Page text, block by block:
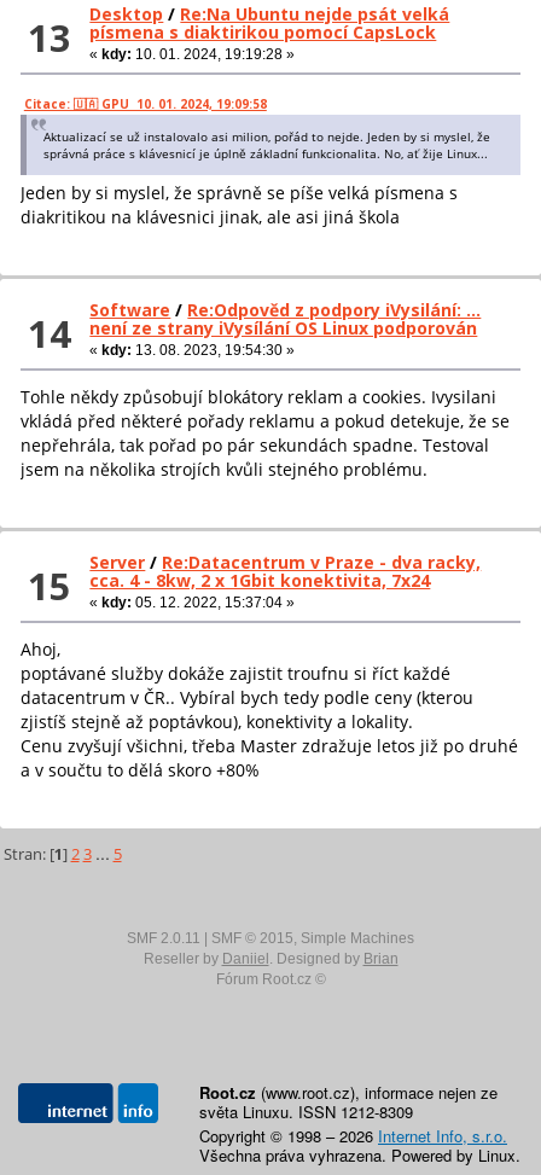
13 Desktop / Re:Na Ubuntu nejde psát velká
písmena s diaktirikou pomocí CapsLock
«kdy: 10. 01. 2024, 19:19:28 »
Citace: 🇺🇦 GPU 10. 01. 2024, 19:09:58
Aktualizací se už instalovalo asi milion, pořád to nejde. Jeden by si myslel, že
správná práce s klávesnicí je úplně základní funkcionalita. No, ať žije Linux...
Jeden by si myslel, že správně se píše velká písmena s
diakritikou na klávesnici jinak, ale asi jiná škola
14 Software / Re:Odpověd z podpory iVysilání: ...
není ze strany iVysílání OS Linux podporován
« kdy: 13. 08. 2023, 19:54:30 »
Tohle někdy způsobují blokátory reklam a cookies. Ivysilani
vkládá před některé pořady reklamu a pokud detekuje, že se
nepřehrála, tak pořad po pár sekundách spadne. Testoval
jsem na několika strojích kvůli stejného problému.
15 Server / Re:Datacentrum v Praze - dva racky,
cca. 4 - 8kw, 2 x 1Gbit konektivita, 7x24
« kdy: 05. 12. 2022, 15:37:04 »
Ahoj,
poptávané služby dokáže zajistit troufnu si říct každé
datacentrum v ČR.. Vybíral bych tedy podle ceny (kterou
zjistíš stejně až poptávkou), konektivity a lokality.
Cenu zvyšují všichni, třeba Master zdražuje letos již po druhé
a v součtu to dělá skoro +80%
Stran: [1]2 3 ... 5
SMF 2.0.11 SMF © 2015, Simple Machines
Reseller by Daniiel . Designed by Brian
Fórum Root.cz ©
Root.cz (www.root.cz), informace nejen ze
světa Linuxu. ISSN 1212-8309
Copyright © 1998 – 2026 Internet Info, s.r.o.
Všechna práva vyhrazena. Powered by Linux.